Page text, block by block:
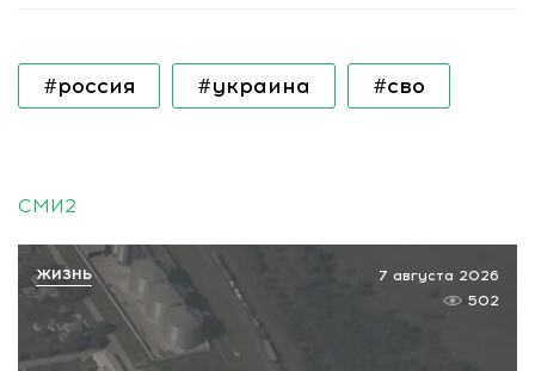
#россия #украина #сво
СМИ2
7 августа 2026
502
ЖИЗНЬ